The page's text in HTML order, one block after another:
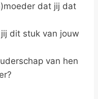
dat jij dat
dit stuk van jouw
van hen